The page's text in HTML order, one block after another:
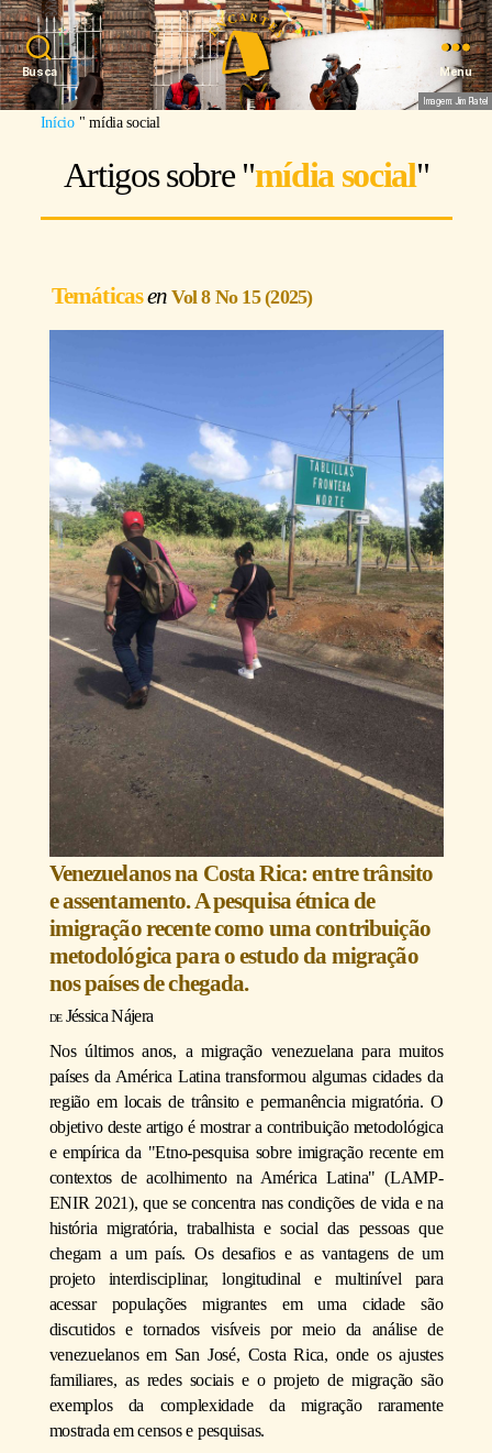
Busca Menu
Imagem: Jim Platel
Início"mídia social
Artigos sobre "mídia social"
Temáticas Vol 8 No 15 (2025)
Venezuelanos na Costa Rica: entre trânsito
e assentamento. A pesquisa étnica de
imigração recente como uma contribuição
metodológica para o estudo da migração
nos países de chegada.
Jéssica Nájera
Nos últimos anos, a migração venezuelana para muitos
países da América Latina transformou algumas cidades da
região em locais de trânsito e permanência migratória. O
objetivo deste artigo é mostrar a contribuição metodológica
e empírica da "Etno-pesquisa sobre imigração recente em
contextos de acolhimento na América Latina" (LAMP-
ENIR 2021), que se concentra nas condições de vida e na
história migratória, trabalhista e social das pessoas que
chegam a um país. Os desafios e as vantagens de um
projeto interdisciplinar, longitudinal e multinível para
acessar populações migrantes em uma cidade são
discutidos e tornados visíveis por meio da análise de
venezuelanos em San José, Costa Rica, onde os ajustes
familiares, as redes sociais e o projeto de migração são
exemplos da complexidade da migração raramente
mostrada em censos e pesquisas.